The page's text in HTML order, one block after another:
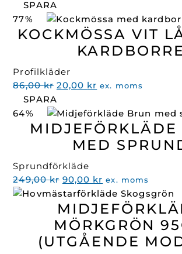
SPARA
77%
KOCKMÖSSA VIT
KARDBORRE
Profilkläder
86,00kr Det
ursprungliga
priset
var:
86,00 kr.
20,00 kr Det
priset
är:
20,00 kr.
ex. moms
SPARA
64%
MIDJEFÖRKLÄDE
MED
Sprundförkläde
249,00kr Det
ursprungliga
priset
var:
249,00 kr.
90,00 kr Det
nuvarande
priset
är:
90,00 kr.
ex. moms
MÖRKGRÖN
(UTGÅENDE